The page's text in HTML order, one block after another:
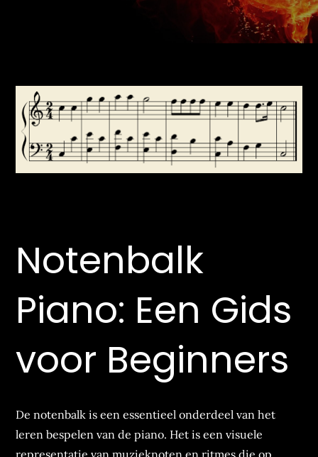
Notenbalk
Piano: Een Gids
voor Beginners
De notenbalk is een essentieel onderdeel van het
leren bespelen van de piano. Het is een visuele